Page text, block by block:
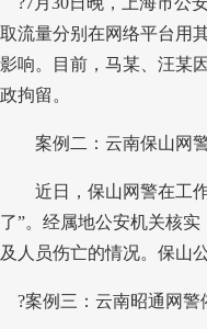
取流量分别在网络平台用
影响。目前，马某、汪某
政拘留。
案例二：云南保山网
近日，保山网警在工作
了”。经属地公安机关核
及人员伤亡的情况。保山
?案例三：云南昭通网警